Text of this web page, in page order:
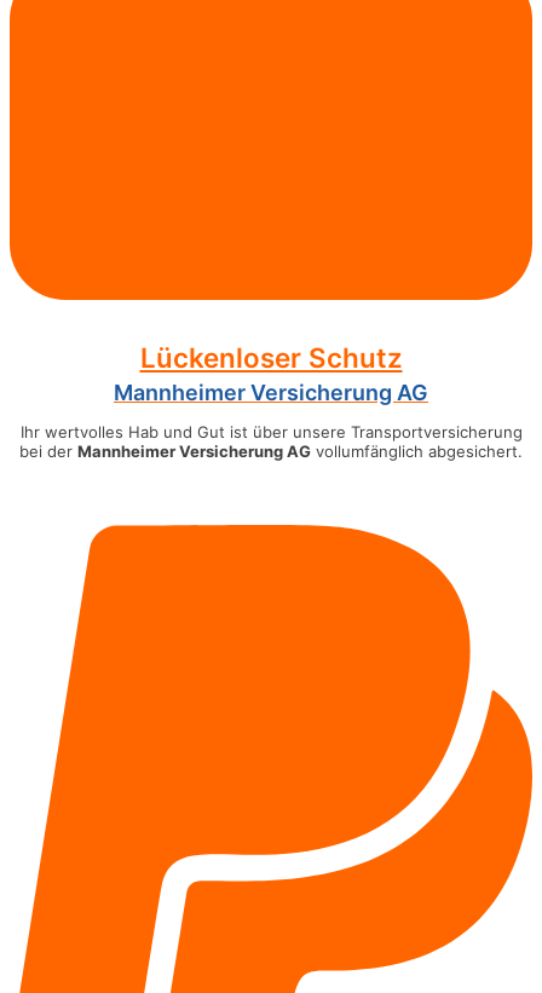
Lückenloser Schutz
Mannheimer Versicherung AG
Ihr wertvolles Hab und Gut ist über unsere Transportversicherung
bei der Mannheimer Versicherung AG vollumfänglich abgesichert.